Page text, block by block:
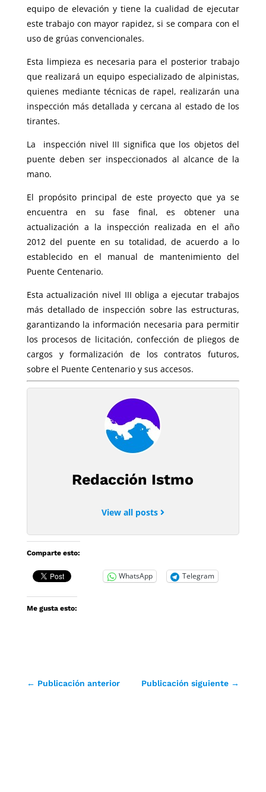
equipo de elevación y tiene la cualidad de ejecutar
este trabajo con mayor rapidez, si se compara con el
uso de grúas convencionales.
Esta limpieza es necesaria para el posterior trabajo
que realizará un equipo especializado de alpinistas,
quienes mediante técnicas de rapel, realizarán una
inspección más detallada y cercana al estado de los
tirantes.
La inspección nivel III significa que los objetos del
puente deben ser inspeccionados al alcance de la
mano.
El propósito principal de este proyecto que ya se
encuentra en su fase final, es obtener una
actualización a la inspección realizada en el año
2012 del puente en su totalidad, de acuerdo a lo
establecido en el manual de mantenimiento del
Puente Centenario.
Esta actualización nivel III obliga a ejecutar trabajos
más detallado de inspección sobre las estructuras,
garantizando la información necesaria para permitir
los procesos de licitación, confección de pliegos de
cargos y formalización de los contratos futuros,
sobre el Puente Centenario y sus accesos.
Redacción Istmo
View all posts
Comparte esto:
WhatsApp Telegram
Me gusta esto:
← Publicación anterior Publicación siguiente →